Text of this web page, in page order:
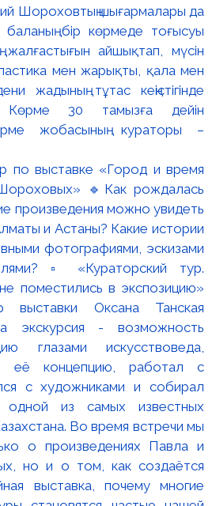
Шороховтың шығармалары да
баланың бір көрмеде тоғысуы
жалғастығын айшықтап, мүсін
мен жарықты, қала мен
жадының тұтас кеңістігінде
30 тамызға дейін
жобасының кураторы –